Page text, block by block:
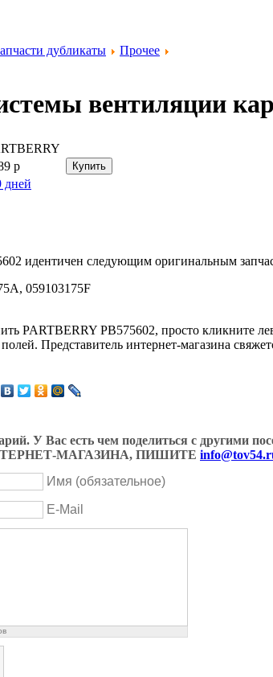
дубликаты Прочее
вентиляции
р
дней
идентичен следующим оригинальным
059103175F
PARTBERRY PB575602, просто кликните
Представитель интернет-магазина
У Вас есть чем поделиться с
МАГАЗИНА, ПИШИТЕ
Имя (обязательное)
E-Mail